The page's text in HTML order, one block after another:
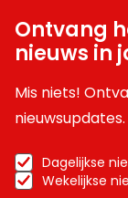
Ontvang
nieuws in
Mis niets!
nieuwsupdates.
Dagelijkse
Wekelijkse